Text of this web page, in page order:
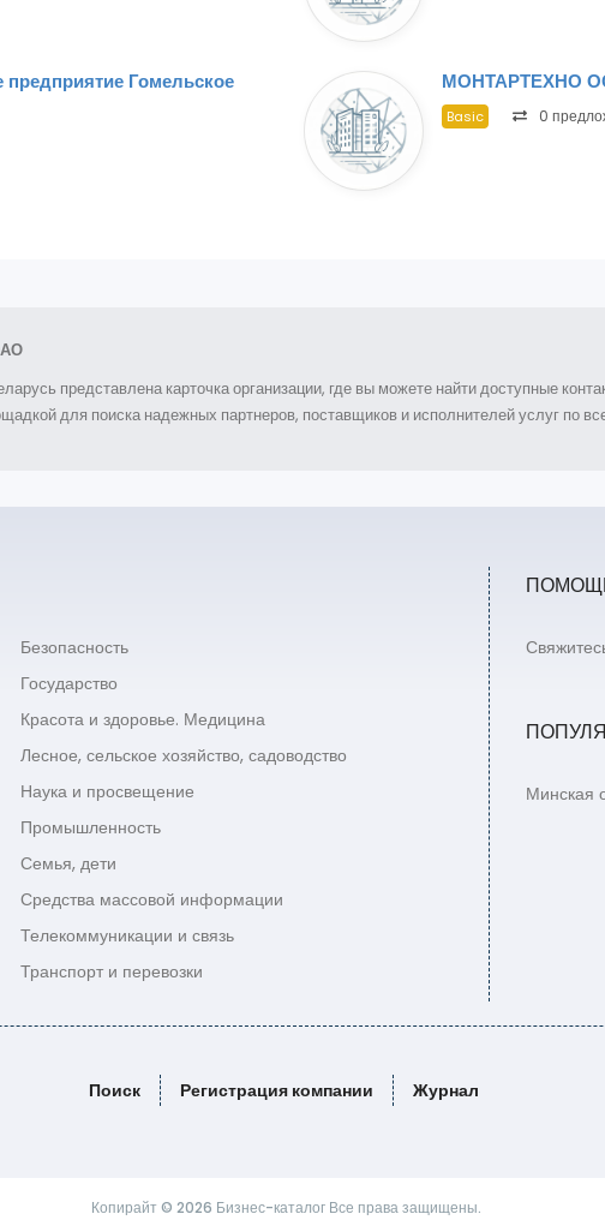
Гомельское
МОНТАРТЕХНО
Basic 0
представлена карточка организации, где вы можете найти доступные
для поиска надежных партнеров, поставщиков и исполнителей услуг по
Безопасность
Государство
Красота и здоровье. Медицина
Лесное, сельское хозяйство, садоводство
Наука и просвещение
Промышленность
Семья, дети
Средства массовой информации
Телекоммуникации и связь
Транспорт и перевозки
Минская
Поиск Регистрация компании Журнал
Копирайт © 2026 Бизнес-каталог Все права защищены.